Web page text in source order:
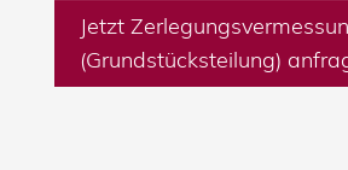
Jetzt
(Grundstücksteilung)